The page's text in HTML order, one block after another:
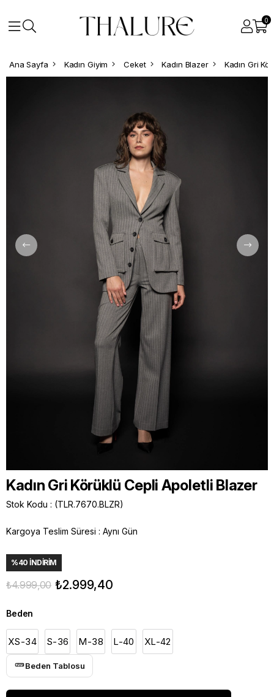
0
Ana Sayfa Kadın Giyim Ceket Kadın Blazer Kadın Gri
Kadın Gri Körüklü Cepli Apoletli Blazer
Stok Kodu (TLR.7670.BLZR)
Kargoya Teslim Süresi : Aynı Gün
%40 İNDIRIM
₺4.999,00 ₺2.999,40
Beden
XS-34 S-36 M-38 L-40 XL-42
Beden Tablosu